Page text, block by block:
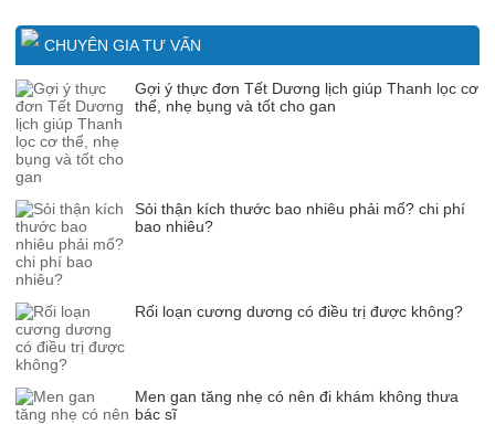
CHUYÊN GIA TƯ VẤN
Gợi ý thực đơn Tết Dương lịch giúp Thanh lọc cơ
thể, nhẹ bụng và tốt cho gan
Sỏi thận kích thước bao nhiêu phải mổ? chi phí
bao nhiêu?
Rối loạn cương dương có điều trị được không?
Men gan tăng nhẹ có nên đi khám không thưa
bác sĩ